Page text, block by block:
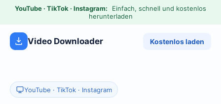
YouTube · TikTok · Instagram:
Einfach, schnell und kostenlos
herunterladen
Video Downloader Kostenlos laden
YouTube · TikTok · Instagram